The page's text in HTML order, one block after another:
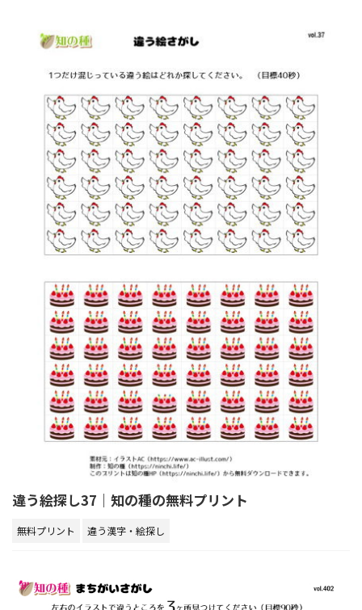
違う絵探し37｜知の種の無料プリント
無料プリント 違う漢字・絵探し